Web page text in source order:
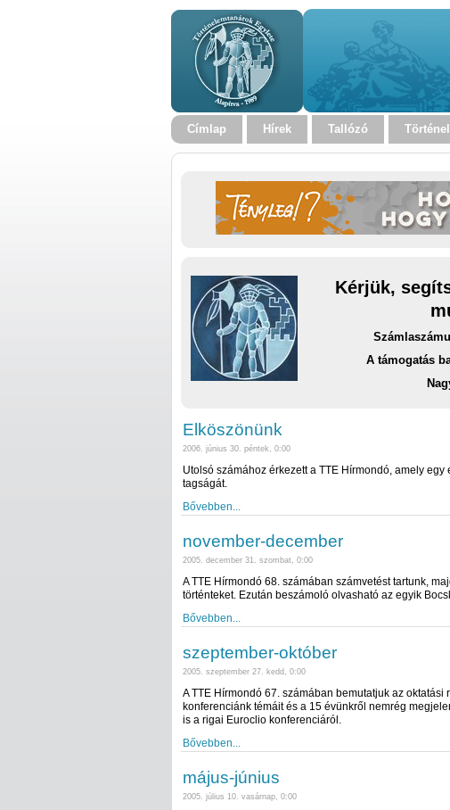
Címlap Hírek Tallózó
Kérjük,
A támogatás
Elköszönünk
2006. június 30. péntek, 0:00
Utolsó számához érkezett a TTE Hírmondó, amely
tagságát.
Bővebben...
november-december
2005. december 31. szombat, 0:00
A TTE Hírmondó 68. számában számvetést tartunk,
történteket. Ezután beszámoló olvasható az egyik
Bővebben...
szeptember-október
2005. szeptember 27. kedd, 0:00
A TTE Hírmondó 67. számában bemutatjuk az oktatási
konferenciánk témáit és a 15 évünkről nemrég
is a rigai Euroclio konferenciáról.
Bővebben...
május-június
2005. július 10. vasárnap, 0:00